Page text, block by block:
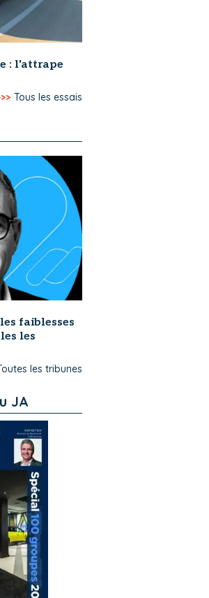
: l'attrape
Tous les essais
faiblesses
les
les tribunes
JA